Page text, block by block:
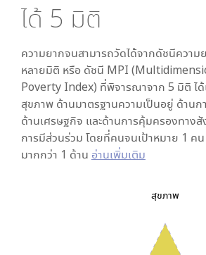
ได้ 5 มิติ
ความยากจนสามารถวัดได้จากดัชนีความ
หลายมิติ หรือ ดัชนี MPI
Poverty Index) ที่พิจารณาจาก 5 มิติ ไ
สุขภาพ ด้านมาตรฐานความเป็นอยู่ ด้านก
ด้านเศรษฐกิจ และด้านการคุ้มครองทางสั
การมีส่วนร่วม โดยที่คนจนเป้าหมาย 1 ค
มากกว่า 1 ด้าน อ่านเพิ่มเติม
สุขภาพ